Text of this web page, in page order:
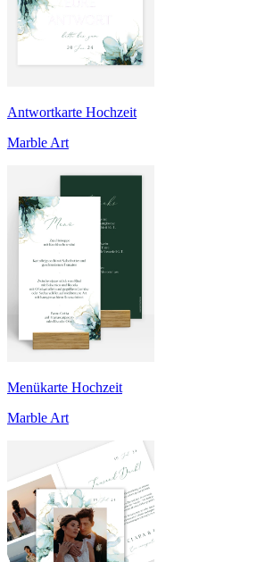
Antwortkarte Hochzeit
Marble Art
Menükarte Hochzeit
Marble Art